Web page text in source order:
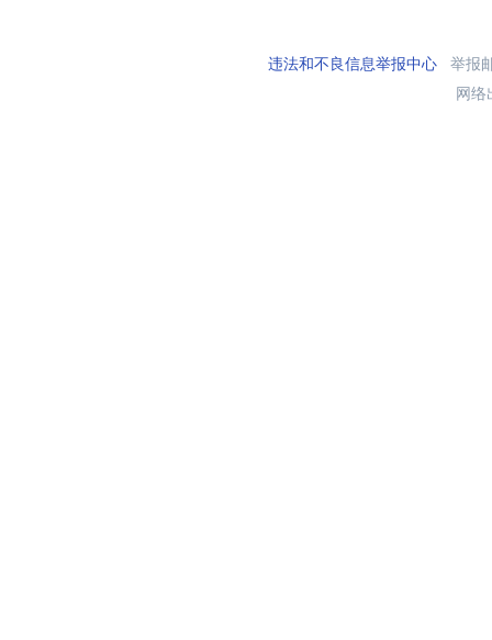
违法和不良信息举报中心举报
网